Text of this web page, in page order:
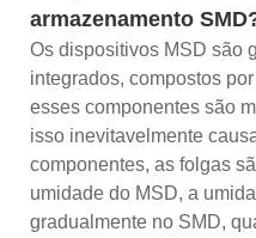
armazenamento
Os dispositivos MSD são
integrados, compostos
esses componentes são
isso inevitavelmente
componentes, as folgas
umidade do MSD, a
gradualmente no SMD,